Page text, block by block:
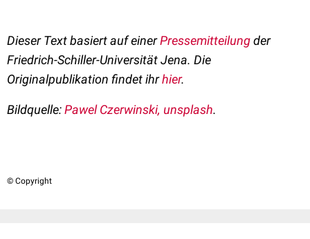
Dieser Text basiert auf einerPressemitteilungder
Friedrich-Schiller-Universität Jena. Die
Originalpublikation findet ihrhier.
Bildquelle:Pawel Czerwinski, unsplash.
© Copyright